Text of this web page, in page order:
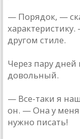
— Порядок, —
другом стиле.
Через пару
довольный.
— Все-таки я
он. — Она у меня
нужно писать!